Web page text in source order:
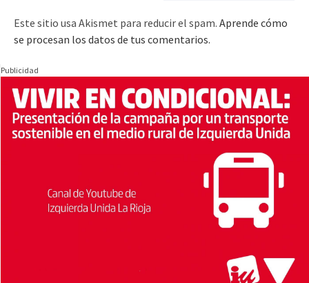
Este sitio usa Akismet para reducir el spam. Aprende cómo
se procesan los datos de tus comentarios.
Publicidad